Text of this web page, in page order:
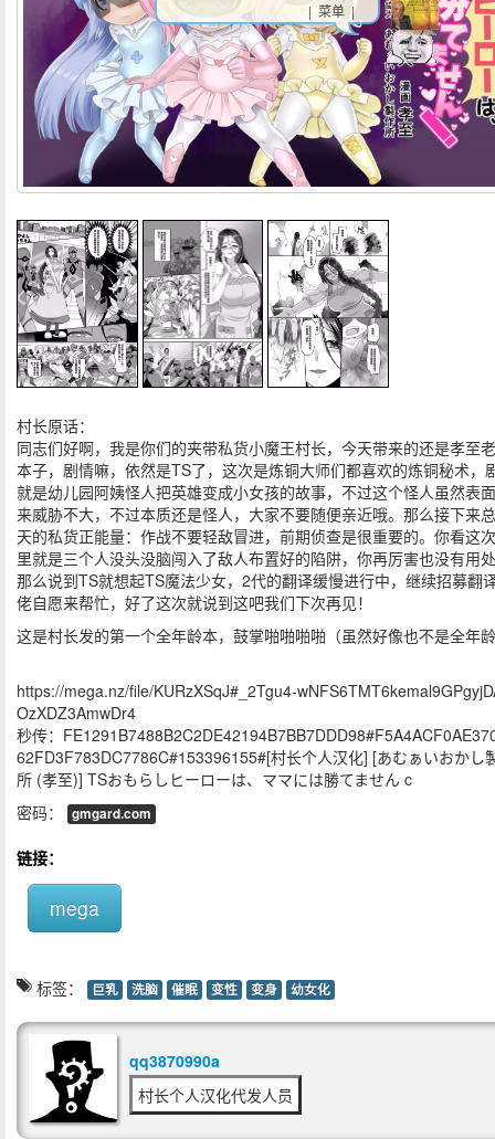
村长原话：
同志们好啊，我是你们的夹带私货小魔王村长，今天带来的还是孝至
本子，剧情嘛，依然是TS了，这次是炼铜大师们都喜欢的炼铜秘术，
就是幼儿园阿姨怪人把英雄变成小女孩的故事，不过这个怪人虽然表
来威胁不大，不过本质还是怪人，大家不要随便亲近哦。那么接下来
天的私货正能量：作战不要轻敌冒进，前期侦查是很重要的。你看这
里就是三个人没头没脑闯入了敌人布置好的陷阱，你再厉害也没有用
那么说到TS就想起TS魔法少女，2代的翻译缓慢进行中，继续招募翻
佬自愿来帮忙，好了这次就说到这吧我们下次再见！
这是村长发的第一个全年龄本，鼓掌啪啪啪啪（虽然好像也不是全年
https://mega.nz/file/KURzXSqJ#_2Tgu4-
OzXDZ3AmwDr4
秒传：
62FD3F783DC7786C#153396155#[村长个人汉化] [あむぁいおかし
所 (孝至)] TSおもらしヒーローは、ママには勝てません c
密码：
gmgard.com
链接：
mega
标签： 巨乳 洗脑 催眠 变性 变身 幼女化
qq3870990a
村长个人汉化代发人员
| 菜单 |